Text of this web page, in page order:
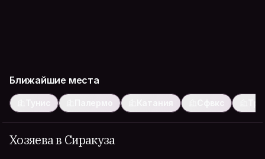
Ближайшие места
Тунис Палермо Катания Сфвкс
Хозяева в Сиракуза